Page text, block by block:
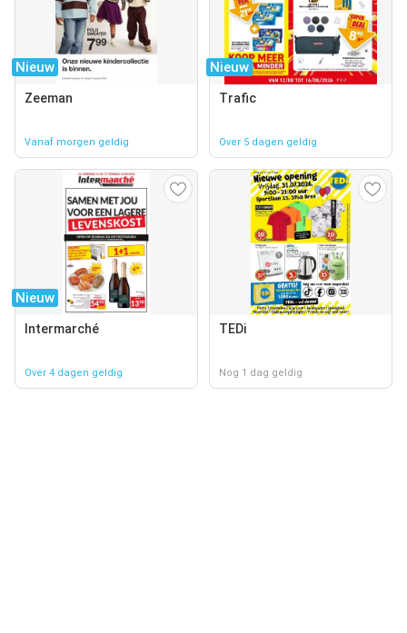
Nieuw
Zeeman
Vanaf morgen geldig
Nieuw
Trafic
Over 5 dagen geldig
Nieuw
Intermarché
Over 4 dagen geldig
TEDi
Nog 1 dag geldig